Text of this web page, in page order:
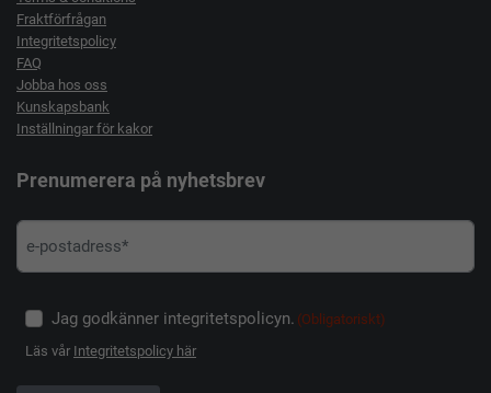
Fraktförfrågan
Integritetspolicy
FAQ
Jobba hos oss
Kunskapsbank
Inställningar för kakor
Prenumerera på nyhetsbrev
Jag godkänner integritetspolicyn. (Obligatoriskt)
Läs vår Integritetspolicy här